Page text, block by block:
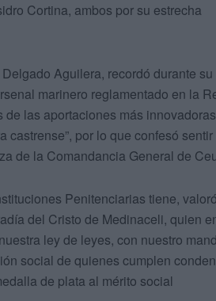
Cortina, ambos por su estrecha
Aguilera, recordó durante su
marinero reglamentado en la
de las aportaciones más
por lo que confesó sentir
de la Comandancia General de
Penitenciarias tiene,
del Cristo de Medinaceli, quien
ley de leyes, con nuestro
social de quienes cumplen
de plata al mérito social